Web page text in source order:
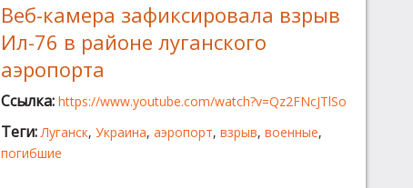
Веб-камера зафиксировала взрыв
Ил-76 в районе луганского
аэропорта
Ссылка: https://www.youtube.com/watch?v=Qz2FNcJTlSo
Теги:Луганск, Украина, аэропорт, взрыв, военные,
погибшие